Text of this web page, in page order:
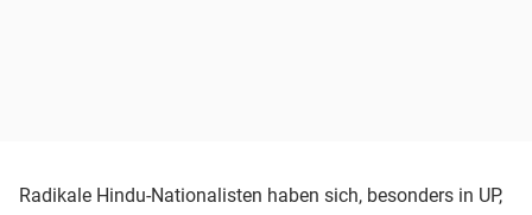
Radikale Hindu-Nationalisten haben sich, besonders in UP,